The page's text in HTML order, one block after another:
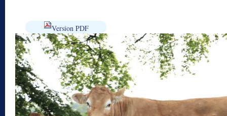
Version PDF